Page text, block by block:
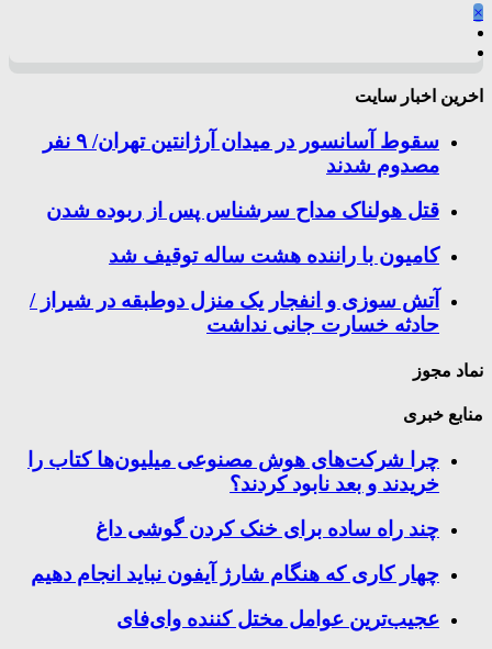
×
اخرین اخبار سایت
سقوط آسانسور در میدان آرژانتین تهران/ ۹ نفر
مصدوم شدند
قتل هولناک مداح سرشناس پس از ربوده شدن
کامیون با راننده هشت ساله توقیف شد
آتش سوزی و انفجار یک منزل دوطبقه در شیراز /
حادثه خسارت جانی نداشت
نماد مجوز
منابع خبری
چرا شرکت‌های هوش مصنوعی میلیون‌ها کتاب را
خریدند و بعد نابود کردند؟
چند راه‌ ساده برای خنک کردن گوشی داغ
چهار کاری که هنگام شارژ آیفون نباید انجام دهیم
عجیب‌ترین عوامل مختل کننده وای‌فای